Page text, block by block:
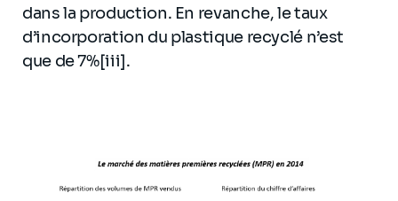
dans la production. En revanche, le taux
d’incorporation du plastique recyclé n’est
que de 7%[iii].